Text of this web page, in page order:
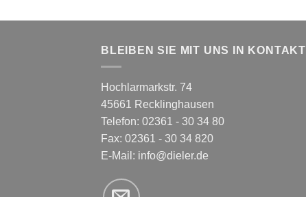
BLEIBEN SIE MIT UNS IN KONTAKT
Hochlarmarkstr. 74
45661 Recklinghausen
Telefon: 02361 - 30 34 80
Fax: 02361 - 30 34 820
E-Mail: info@dieler.de